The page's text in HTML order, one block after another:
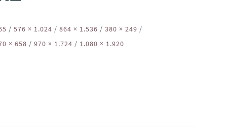
/ 576 × 1.024 / 864 × 1.536 / 380 × 249 /
× 658 / 970 × 1.724 / 1.080 × 1.920